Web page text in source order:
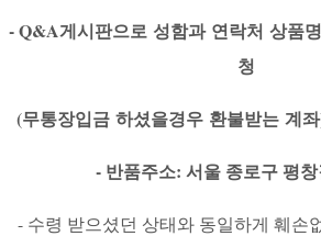
- Q&A게시판으로 성함과 연락처 상품
청
(무통장입금 하셨을경우 환불받는 계좌
- 반품주소: 서울 종로구 평창
- 수령 받으셨던 상태와 동일하게 훼손